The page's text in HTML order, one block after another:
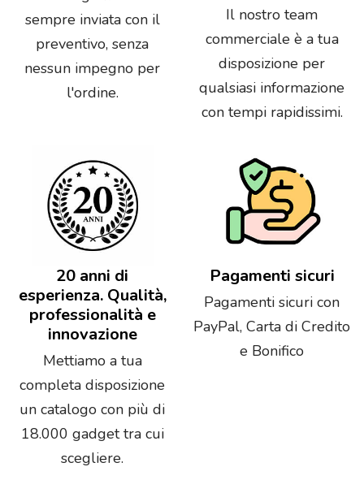
sempre inviata con il
preventivo, senza
nessun impegno per
l'ordine.
Il nostro team
commerciale è a tua
disposizione per
qualsiasi informazione
con tempi rapidissimi.
20 anni di
esperienza. Qualità,
professionalità e
innovazione
Mettiamo a tua
completa disposizione
un catalogo con più di
18.000 gadget tra cui
scegliere.
Pagamenti sicuri
Pagamenti sicuri con
PayPal, Carta di Credito
e Bonifico